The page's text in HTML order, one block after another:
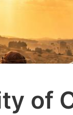
of